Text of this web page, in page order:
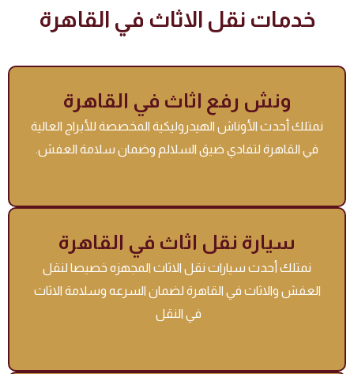
خدمات نقل الاثاث في القاهرة
ونش رفع اثاث في القاهرة
نمتلك أحدث الأوناش الهيدروليكية المخصصة للأبراج العالية
في القاهرة لتفادي ضيق السلالم وضمان سلامة العفش.
سيارة نقل اثاث في القاهرة
نمتلك أحدث سيارات نقل الاثاث المجهزه خصيصا لنقل
العفش والاثاث في القاهرة لضمان السرعه وسلامة الاثاث
في النقل